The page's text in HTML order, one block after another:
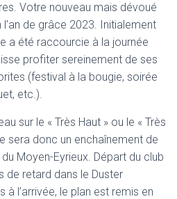
Votre nouveau mais dévoué
de grâce 2023. Initialement
a été raccourcie à la journée
profiter sereinement de ses
(festival à la bougie, soirée
etc.).
sur le « Très Haut » ou le « Très
sera donc un enchaînement de
Moyen-Eyrieux. Départ du club
de retard dans le Duster
à l’arrivée, le plan est remis en